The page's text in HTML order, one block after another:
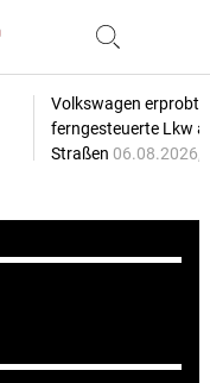
Volkswagen erprobt
ferngesteuerte Lkw
Straßen 06.08.2026,